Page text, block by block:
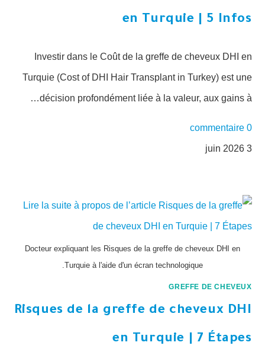
en Turquie | 5 Infos
Investir dans le Coût de la greffe de cheveux DHI en
Turquie (Cost of DHI Hair Transplant in Turkey) est une
décision profondément liée à la valeur, aux gains à…
0 commentaire
3 juin 2026
Docteur expliquant les Risques de la greffe de cheveux DHI en
Turquie à l'aide d'un écran technologique.
GREFFE DE CHEVEUX
Risques de la greffe de cheveux DHI
en Turquie | 7 Étapes